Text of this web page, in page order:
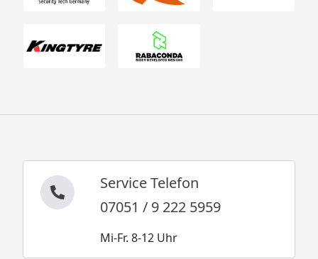
Service Telefon
07051 / 9 222 5959
Mi-Fr. 8-12 Uhr